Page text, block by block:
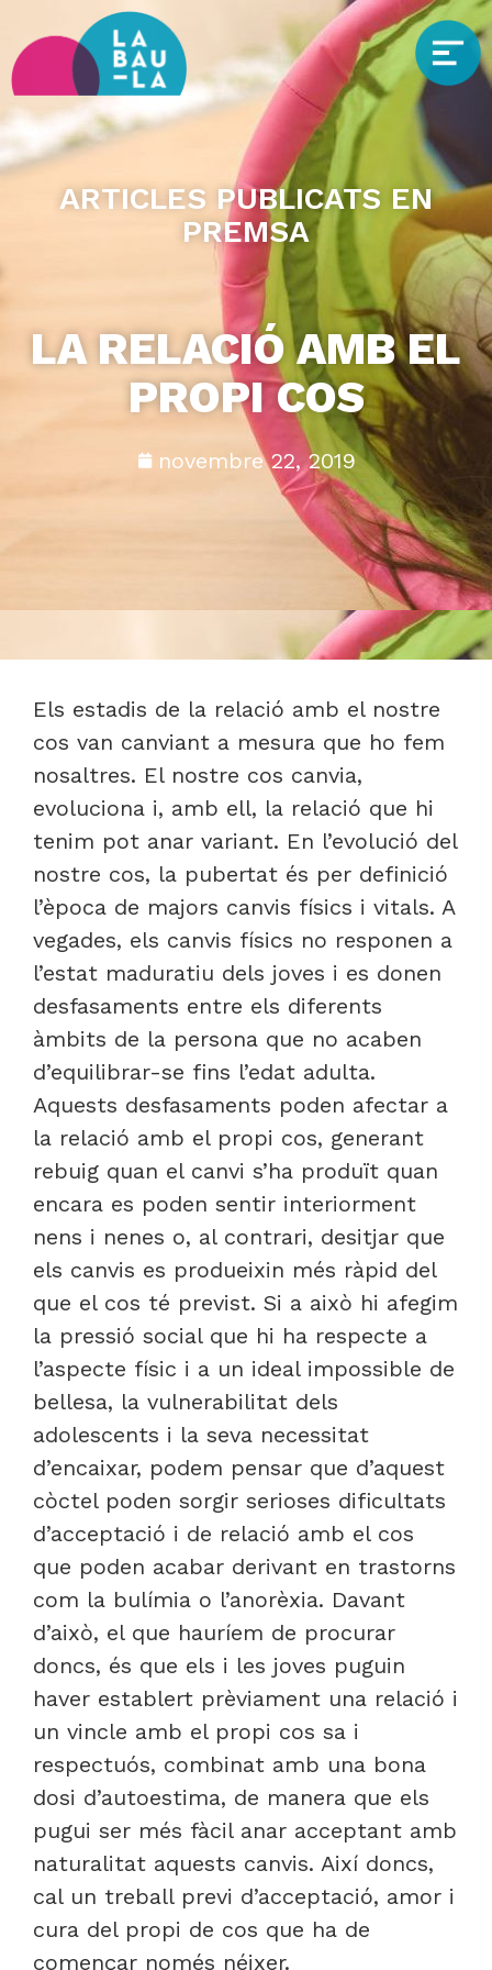
ARTICLES PUBLICATS EN
PREMSA
LA RELACIÓ AMB EL
PROPI COS
novembre 22, 2019
Els estadis de la relació amb el nostre
cos van canviant a mesura que ho fem
nosaltres. El nostre cos canvia,
evoluciona i, amb ell, la relació que hi
tenim pot anar variant. En l’evolució del
nostre cos, la pubertat és per definició
l’època de majors canvis físics i vitals. A
vegades, els canvis físics no responen a
l’estat maduratiu dels joves i es donen
desfasaments entre els diferents
àmbits de la persona que no acaben
d’equilibrar-se fins l’edat adulta.
Aquests desfasaments poden afectar a
la relació amb el propi cos, generant
rebuig quan el canvi s’ha produït quan
encara es poden sentir interiorment
nens i nenes o, al contrari, desitjar que
els canvis es produeixin més ràpid del
que el cos té previst. Si a això hi afegim
la pressió social que hi ha respecte a
l’aspecte físic i a un ideal impossible de
bellesa, la vulnerabilitat dels
adolescents i la seva necessitat
d’encaixar, podem pensar que d’aquest
còctel poden sorgir serioses dificultats
d’acceptació i de relació amb el cos
que poden acabar derivant en trastorns
com la bulímia o l’anorèxia. Davant
d’això, el que hauríem de procurar
doncs, és que els i les joves puguin
haver establert prèviament una relació i
un vincle amb el propi cos sa i
respectuós, combinat amb una bona
dosi d’autoestima, de manera que els
pugui ser més fàcil anar acceptant amb
naturalitat aquests canvis. Així doncs,
cal un treball previ d’acceptació, amor i
cura del propi de cos que ha de
començar només néixer.